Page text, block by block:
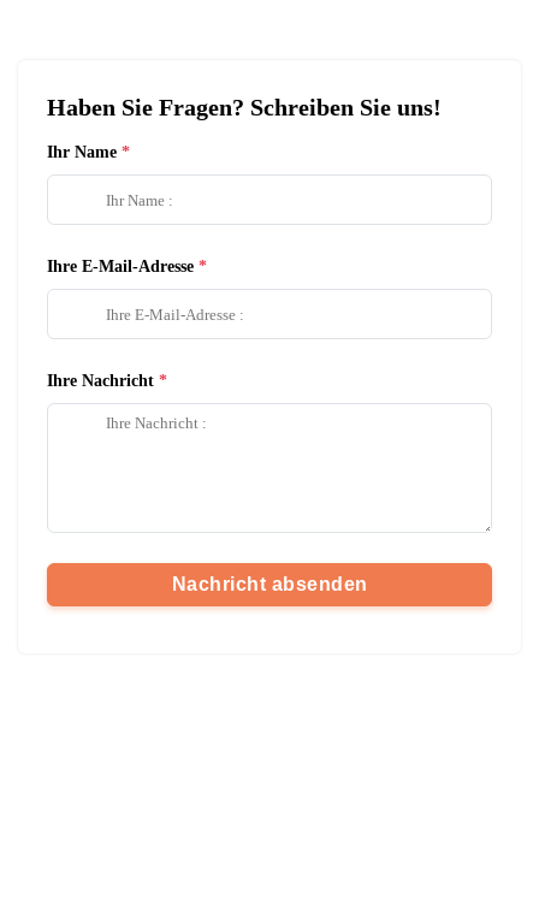
Haben Sie Fragen? Schreiben Sie uns!
Ihr Name
Ihre E-Mail-Adresse
Ihre Nachricht
Nachricht absenden